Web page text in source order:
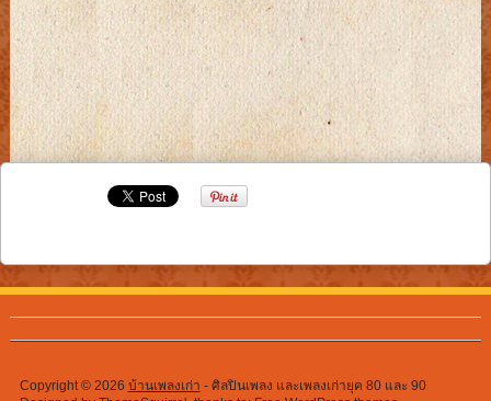
Copyright © 2026 บ้านเพลงเก่า - ศิลปินเพลง และเพลงเก่ายุค 80 และ 90